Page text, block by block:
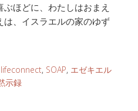
ほどに、わたしはおまえ
は、イスラエルの家のゆず
lifeconnect, SOAP, エゼキエル
示録